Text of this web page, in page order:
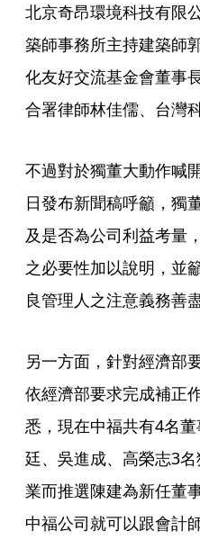
北京奇昂環境科技有限
築師事務所主持建築師
化友好交流基金會董事
合署律師林佳儒、台灣
不過對於獨董大動作喊
日發布新聞稿呼籲，獨
及是否為公司利益考量
之必要性加以說明，並
良管理人之注意義務善
另一方面，針對經濟部
依經濟部要求完成補正
悉，現在中福共有4名
廷、吳進成、高榮志3
業而推選陳建為新任董
中福公司就可以跟會計